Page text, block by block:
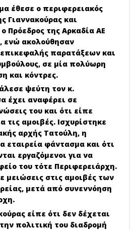
έθεσε ο περιφερειακός
Γιαννακούρας και
Πρόεδρος της Αρκαδία ΑΕ
ενώ ακολούθησαν
παρατάξεων και
σε μία πολύωρη
και κόντρες.
ψεύτη τον κ.
έχει αναφέρει σε
του και ότι είπε
τις αμοιβές. Ισχυρίστηκε
αρχής Τατούλη, η
εταιρεία φάντασμα και ότι
εργαζόμενοι για να
του τότε Περιφερειάρχη.
μειώσεις στις αμοιβές των
μετά από συνεννόηση
είπε ότι δεν δέχεται
πολιτική του διαδρομή